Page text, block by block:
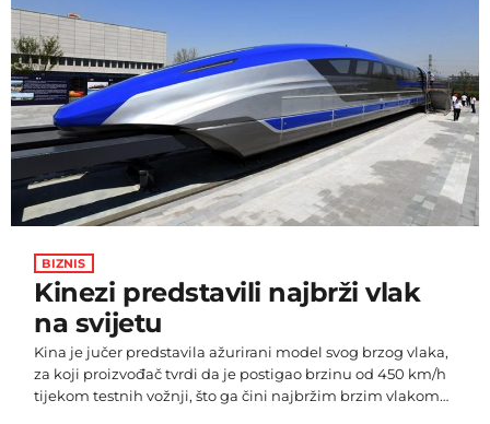
istočno od Samoe, posljednja dočekati 2025. Nakon […]
BIZNIS
Kinezi predstavili najbrži vlak
na svijetu
Kina je jučer predstavila ažurirani model svog brzog vlaka,
za koji proizvođač tvrdi da je postigao brzinu od 450 km/h
tijekom testnih vožnji, što ga čini najbržim brzim vlakom